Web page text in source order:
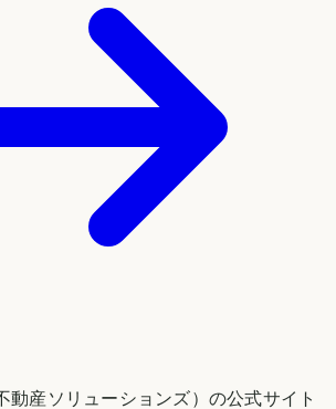
産ソリューションズ）の公式サイト